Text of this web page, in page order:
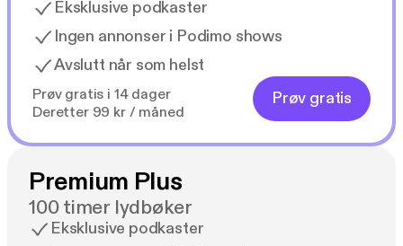
Eksklusive podkaster
Ingen annonser i Podimo shows
Avslutt når som helst
Prøv gratis i 14 dager
Deretter 99 kr / måned
Prøv gratis
Premium Plus
100 timer lydbøker
Eksklusive podkaster